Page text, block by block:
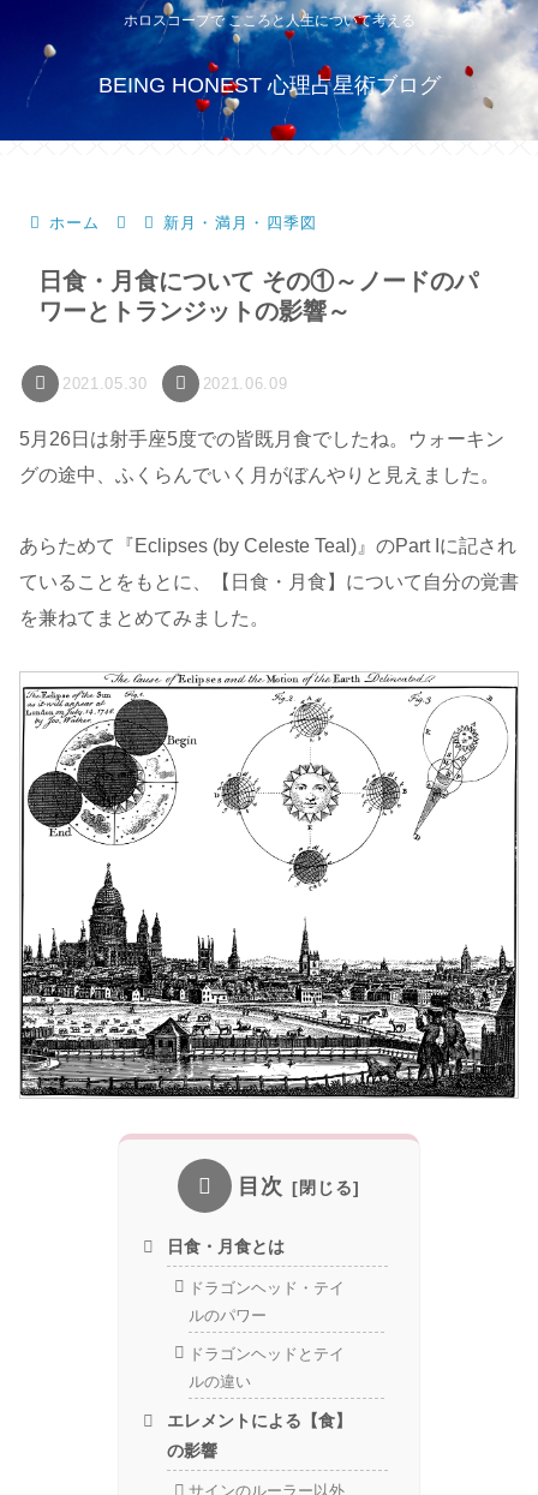
ホロスコープで こころと人生について考える
BEING HONEST 心理占星術ブログ
ホーム 新月・満月・四季図
日食・月食について その①～ノードのパ
ワーとトランジットの影響～
2021.05.30 2021.06.09
5月26日は射手座5度での皆既月食でしたね。ウォーキン
グの途中、ふくらんでいく月がぼんやりと見えました。
あらためて『Eclipses (by Celeste Teal)』のPart Iに記され
ていることをもとに、【日食・月食】について自分の覚書
を兼ねてまとめてみました。
目次
日食・月食とは
ドラゴンヘッド・テイ
ルのパワー
ドラゴンヘッドとテイ
ルの違い
エレメントによる【食】
の影響
サインのルーラー以外